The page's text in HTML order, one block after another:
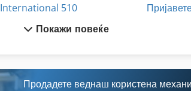
International 510
International 5288
Meh 5 2 1 8 B
Покажи повеќе
Продадете веднаш користена